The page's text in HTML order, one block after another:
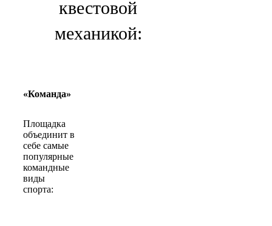
квестовой
механикой:
«Команда»
Площадка
объединит в
себе самые
популярные
командные
виды
спорта: